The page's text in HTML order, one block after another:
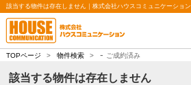
該当する物件は存在しません｜株式会社ハウスコミュニケーション
TOPページ > 物件検索 > - ご成約済み
該当する物件は存在しません